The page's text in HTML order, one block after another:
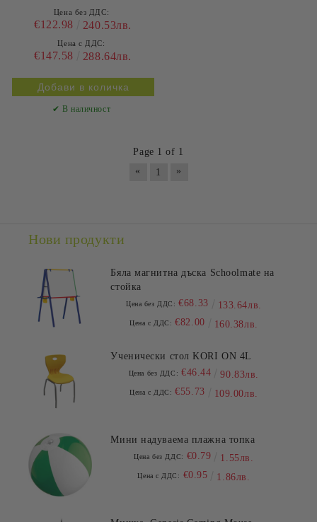
Цена без ДДС:
€122.98 240.53лв.
Цена с ДДС:
€147.58 288.64лв.
✔ В наличност
Page 1 of 1
«
1 »
Нови продукти
Бяла магнитна дъска Schoolmate на
стойка
Цена без ДДС: €68.33 133.64лв.
Цена с ДДС: €82.00 160.38лв.
Ученически стол KORI ON 4L
Цена без ДДС: €46.44 90.83лв.
Цена с ДДС: €55.73 109.00лв.
Мини надуваема плажна топка
Цена без ДДС: €0.79 1.55лв.
Цена с ДДС: €0.95 1.86лв.